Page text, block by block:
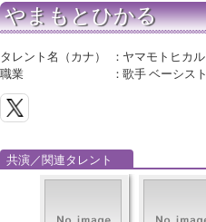
やまもとひかる
タレント名（カナ） ： ヤマモトヒカル
職業
：歌手 ベーシスト
共演／関連タレント